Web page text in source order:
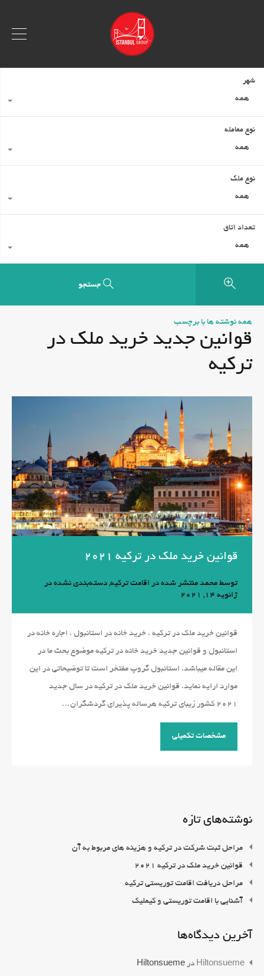
شهر
همه
نوع معامله
همه
نوع ملک
همه
تعداد اتاق
همه
جستجو
همه نوشته ها با برچسب
قوانین جدید خرید ملک در
ترکیه
قوانین خرید ملک در ترکیه 2021
توسط محمد منتشر شده در اقامت ترکیه, دسته‌بندی نشده در
ژانویه 14, 2021
قوانین خرید ملک در ترکیه ، خرید خانه در استانبول ، اجاره خانه در
استانبول و قوانین جدید خرید خانه در ترکیه موضوع بحث ما در
این مقاله میباشد. استانبول گروپ مفتخر است تا توضیحاتی در این
موارد ارایه نماید. قوانین خرید ملک در ترکیه در سال جدید
2021 کشور زیبای ترکیه هرساله پذیرای گردشگران…
مشخصات تکمیلی
نوشته‌های تازه
مراحل ثبت شرکت در ترکیه و هزینه های مربوط به آن
قوانین خرید ملک در ترکیه 2021
مراحل دریافت اقامت توریستی ترکیه
آشنایی با اقامت توریستی و کیملیک
آخرین دیدگاه‌ها
Hiltonsueme در Hiltonsueme